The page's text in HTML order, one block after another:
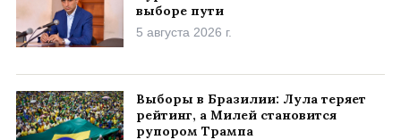
выборе пути
5 августа 2026 г.
Выборы в Бразилии: Лула теряет
рейтинг, а Милей становится
рупором Трампа